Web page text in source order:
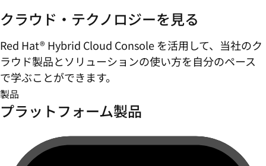
クラウド・テクノロジーを見る
Red Hat® Hybrid Cloud Console を活用して、当社のク
ラウド製品とソリューションの使い方を自分のペース
で学ぶことができます。
製品
プラットフォーム製品